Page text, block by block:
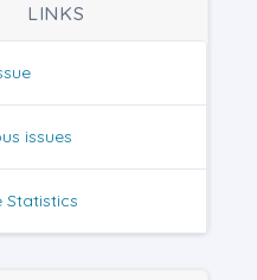
LINKS
issues
Statistics